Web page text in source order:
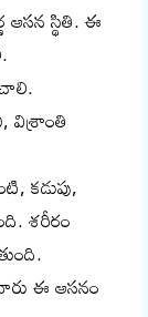
ఆసన స్థితి. ఈ
విశ్రాంతి
కడుపు,
శరీరం
ఈ ఆసనం